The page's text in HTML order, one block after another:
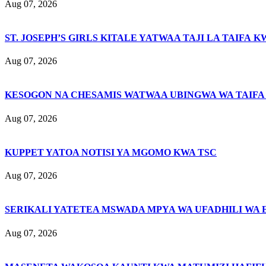
Aug 07, 2026
ST. JOSEPH’S GIRLS KITALE YATWAA TAJI LA TAIFA
Aug 07, 2026
KESOGON NA CHESAMIS WATWAA UBINGWA WA TAIFA
Aug 07, 2026
KUPPET YATOA NOTISI YA MGOMO KWA TSC
Aug 07, 2026
SERIKALI YATETEA MSWADA MPYA WA UFADHILI WA
Aug 07, 2026